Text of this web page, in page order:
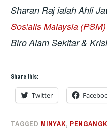
Sharan Raj ialah Ahli
Sosialis Malaysia (PSM)
Biro Alam Sekitar &
Share this:
Twitter
TAGGED MINYAK,